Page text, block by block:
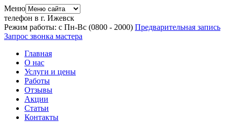
Меню
телефон в г. Ижевск
Режим работы: с Пн-Вс (0800 - 2000) Предварительная запись
Запрос звонка мастера
Главная
О нас
Услуги и цены
Работы
Отзывы
Акции
Статьи
Контакты